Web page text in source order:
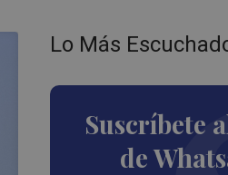
Lo Más
Suscríbete
de